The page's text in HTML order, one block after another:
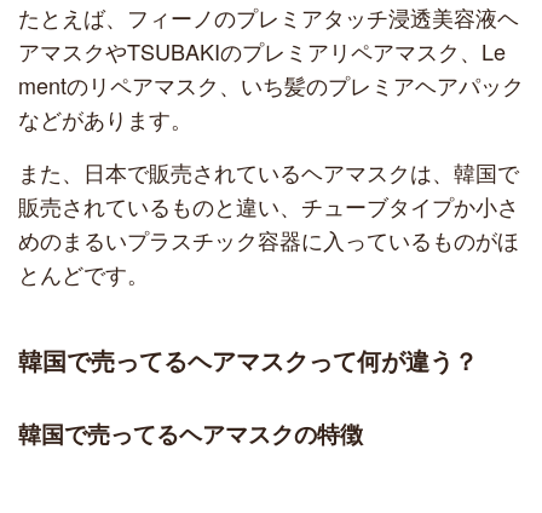
たとえば、フィーノのプレミアタッチ浸透美容液ヘ
アマスクやTSUBAKIのプレミアリペアマスク、Le
mentのリペアマスク、いち髪のプレミアヘアパック
などがあります。
また、日本で販売されているヘアマスクは、韓国で
販売されているものと違い、チューブタイプか小さ
めのまるいプラスチック容器に入っているものがほ
とんどです。
韓国で売ってるヘアマスクって何が違う？
韓国で売ってるヘアマスクの特徴